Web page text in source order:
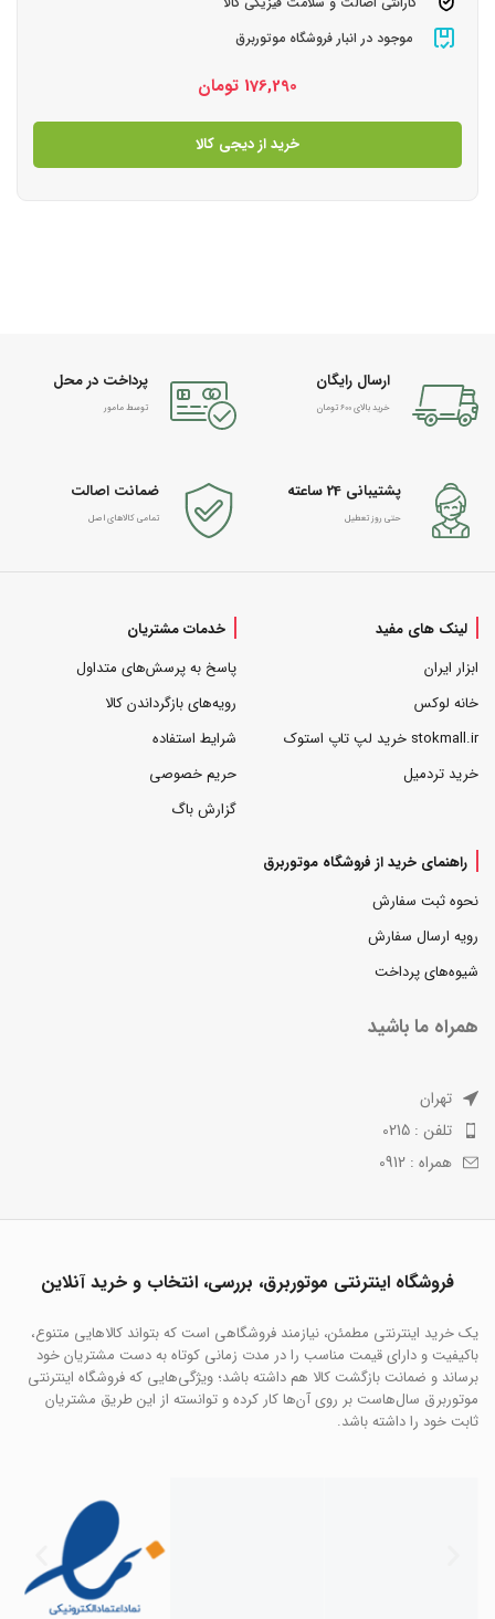
موجود در انبار فروشگاه موتوربرق
176,290 تومان
خرید از دیجی کالا
ارسال رایگان
خرید بالای 600 تومان
پرداخت در محل
توسط مامور
پشتیبانی 24 ساعته
حتی روز تعطیل
ضمانت اصالت
تمامی کالاهای اصل
لینک های مفید
ابزار ایران
خانه لوکس
stokmall.ir خرید لپ تاپ استوک
خرید تردمیل
خدمات مشتریان
پاسخ به پرسش‌های متداول
رویه‌های بازگرداندن کالا
شرایط استفاده
حریم خصوصی
گزارش باگ
راهنمای خرید از فروشگاه موتوربرق
نحوه ثبت سفارش
رویه ارسال سفارش
شیوه‌های پرداخت
همراه ما باشید
تهران
تلفن : 0215
همراه : 0912
فروشگاه اینترنتی موتوربرق، بررسی، انتخاب و خرید آنلاین
یک خرید اینترنتی مطمئن، نیازمند فروشگاهی است که بتواند کالاهایی متنوع،
باکیفیت و دارای قیمت مناسب را در مدت زمانی کوتاه به دست مشتریان خود
برساند و ضمانت بازگشت کالا هم داشته باشد؛ ویژگی‌هایی که فروشگاه اینترنتی
موتوربرق سال‌هاست بر روی آن‌ها کار کرده و توانسته از این طریق مشتریان
ثابت خود را داشته باشد.